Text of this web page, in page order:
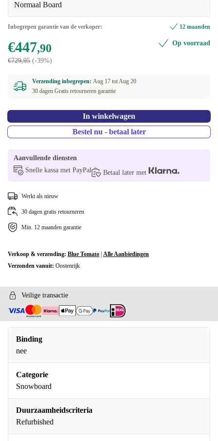
Normaal Board
Inbegrepen garantie van de verkoper: 12 maanden
€447,90
€729,95 (-39%)
Op voorraad
Verzending inbegrepen: Aug 17 totAug 20
30 dagen Gratis retourneren garantie
In winkelwagen
Bestel nu - betaal later
Aanvullende diensten
Snelle kassa met PayPal
Betaal later met
Werkt als nieuw
30 dagen gratis retourneren
Min. 12 maanden garantie
Verkoop & verzending: Blue Tomato Alle Aanbiedingen
Verzonden vanuit: Oostenrijk
Veilige transactie
Binding
nee
Categorie
Snowboard
Duurzaamheidscriteria
Refurbished